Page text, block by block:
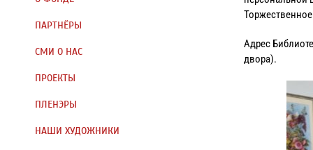
Адрес
двора).
ПАРТНЁРЫ
СМИ О НАС
ПРОЕКТЫ
ПЛЕНЭРЫ
НАШИ ХУДОЖНИКИ